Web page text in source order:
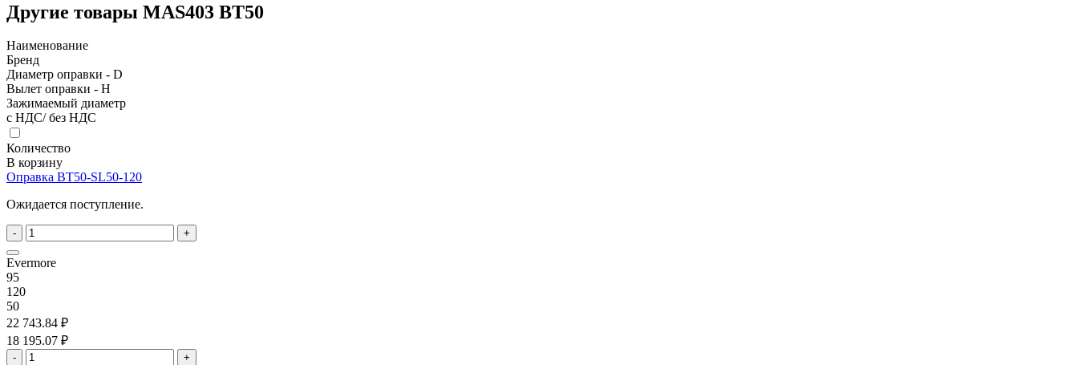
Другие товары MAS403 BT50
Наименование
Бренд
Диаметр оправки - D
Вылет оправки - H
Зажимаемый диаметр
с НДС/ без НДС
Количество
В корзину
Оправка BT50-SL50-120
Ожидается поступление.
- +
Evermore
95
120
50
22 743.84 ₽
18 195.07 ₽
- +